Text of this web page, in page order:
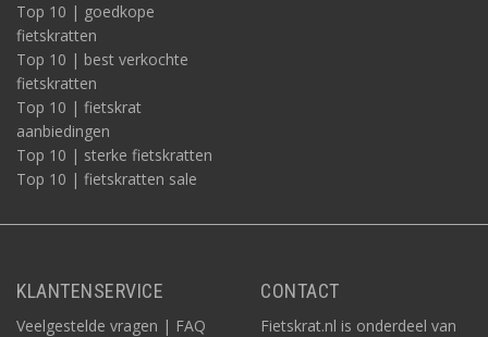
Top 10 | goedkope
fietskratten
Top 10 | best verkochte
fietskratten
Top 10 | fietskrat
aanbiedingen
Top 10 | sterke fietskratten
Top 10 | fietskratten sale
KLANTENSERVICE
Veelgestelde vragen | FAQ
CONTACT
Fietskrat.nl is onderdeel van